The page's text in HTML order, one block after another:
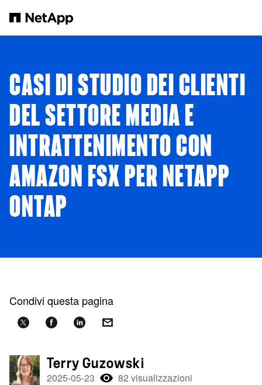
CASI DI STUDIO DEI CLIENTI
DEL SETTORE MEDIA E
INTRATTENIMENTO CON
AMAZON FSX PER NETAPP
ONTAP
Condivi questa pagina
Terry Guzowski
2025-05-23 82 visualizzazioni